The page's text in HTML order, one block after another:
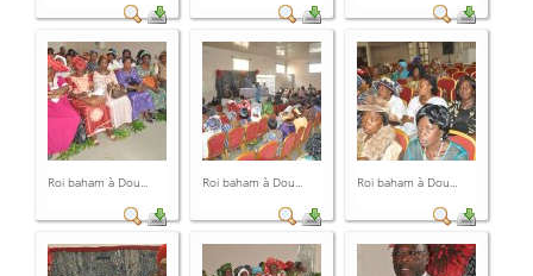
Roi baham à Dou... Roi baham à Dou... Roi baham à Dou...